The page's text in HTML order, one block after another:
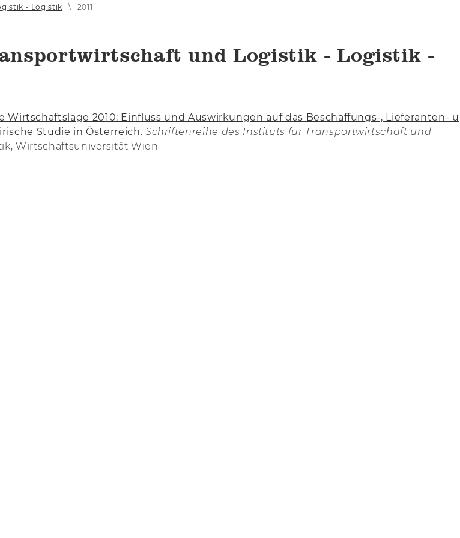
- Logistik 2011
und Logistik - Logistik -
Wirtschaftslage 2010: Einfluss und Auswirkungen auf das Beschaffungs-, Lieferanten- u
Studie in Österreich. Schriftenreihe des Instituts für Transportwirtschaft und
Wirtschaftsuniversität Wien